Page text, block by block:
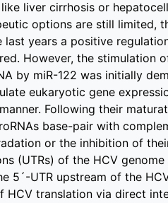
liver cirrhosis or
options are still limited,
last years a positive
However, the stimulation
by miR-122 was initially
eukaryotic gene
Following their
base-pair with
or the inhibition of
(UTRs) of the HCV
5´-UTR upstream of the
HCV translation via direct